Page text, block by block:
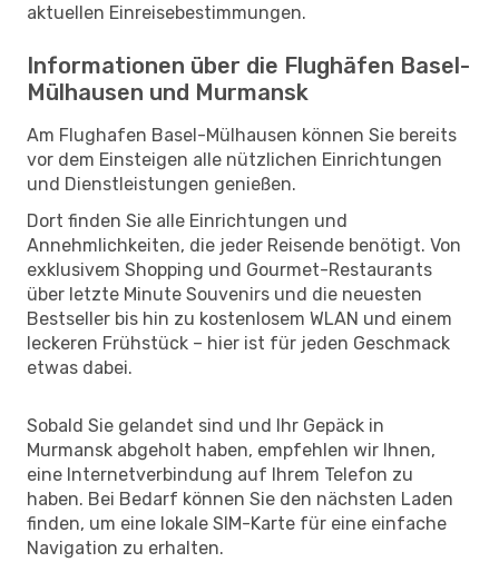
aktuellen Einreisebestimmungen.
Informationen über die Flughäfen Basel-
Mülhausen und Murmansk
Am Flughafen Basel-Mülhausen können Sie bereits
vor dem Einsteigen alle nützlichen Einrichtungen
und Dienstleistungen genießen.
Dort finden Sie alle Einrichtungen und
Annehmlichkeiten, die jeder Reisende benötigt. Von
exklusivem Shopping und Gourmet-Restaurants
über letzte Minute Souvenirs und die neuesten
Bestseller bis hin zu kostenlosem WLAN und einem
leckeren Frühstück – hier ist für jeden Geschmack
etwas dabei.
Sobald Sie gelandet sind und Ihr Gepäck in
Murmansk abgeholt haben, empfehlen wir Ihnen,
eine Internetverbindung auf Ihrem Telefon zu
haben. Bei Bedarf können Sie den nächsten Laden
finden, um eine lokale SIM-Karte für eine einfache
Navigation zu erhalten.